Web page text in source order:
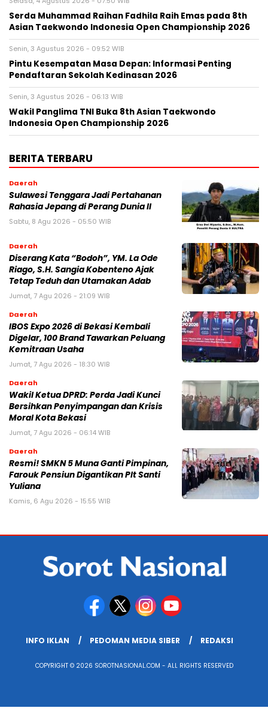
Serda Muhammad Raihan Fadhila Raih Emas pada 8th
Asian Taekwondo Indonesia Open Championship 2026
Senin, 3 Agustus 2026 - 09:52 WIB
Pintu Kesempatan Masa Depan: Informasi Penting
Pendaftaran Sekolah Kedinasan 2026
Senin, 3 Agustus 2026 - 06:13 WIB
Wakil Panglima TNI Buka 8th Asian Taekwondo
Indonesia Open Championship 2026
BERITA TERBARU
Daerah
Sulawesi Tenggara Jadi Pertahanan
Rahasia Jepang di Perang Dunia II
Sabtu, 8 Agu 2026 - 05:50 WIB
Daerah
Diserang Kata “Bodoh”, YM. La Ode
Riago, S.H. Sangia Kobenteno Ajak
Tetap Teduh dan Utamakan Adab
Jumat, 7 Agu 2026 - 21:09 WIB
Daerah
IBOS Expo 2026 di Bekasi Kembali
Digelar, 100 Brand Tawarkan Peluang
Kemitraan Usaha
Jumat, 7 Agu 2026 - 18:30 WIB
Daerah
Wakil Ketua DPRD: Perda Jadi Kunci
Bersihkan Penyimpangan dan Krisis
Moral Kota Bekasi
Jumat, 7 Agu 2026 - 06:14 WIB
Daerah
Resmi! SMKN 5 Muna Ganti Pimpinan,
Farouk Pensiun Digantikan Plt Santi
Yuliana
Kamis, 6 Agu 2026 - 15:55 WIB
INFO IKLAN PEDOMAN MEDIA SIBER REDAKSI
COPYRIGHT © 2026 SOROTNASIONAL.COM - ALL RIGHTS RESERVED